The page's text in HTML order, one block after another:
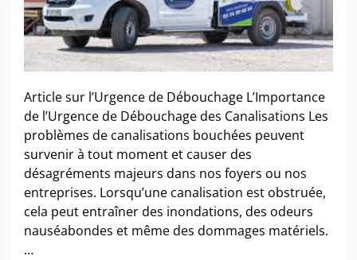
Article sur l’Urgence de Débouchage L’Importance
de l’Urgence de Débouchage des Canalisations Les
problèmes de canalisations bouchées peuvent
survenir à tout moment et causer des
désagréments majeurs dans nos foyers ou nos
entreprises. Lorsqu’une canalisation est obstruée,
cela peut entraîner des inondations, des odeurs
nauséabondes et même des dommages matériels.
…